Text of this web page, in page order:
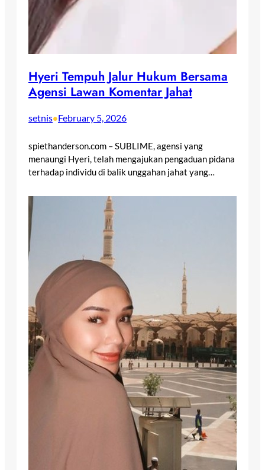
Hyeri Tempuh Jalur Hukum Bersama
Agensi Lawan Komentar Jahat
setnis•February 5, 2026
spiethanderson.com – SUBLIME, agensi yang
menaungi Hyeri, telah mengajukan pengaduan pidana
terhadap individu di balik unggahan jahat yang…